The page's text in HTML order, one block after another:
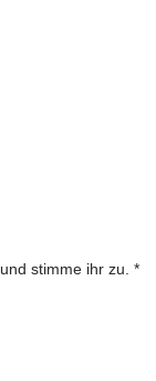
stimme ihr zu. *